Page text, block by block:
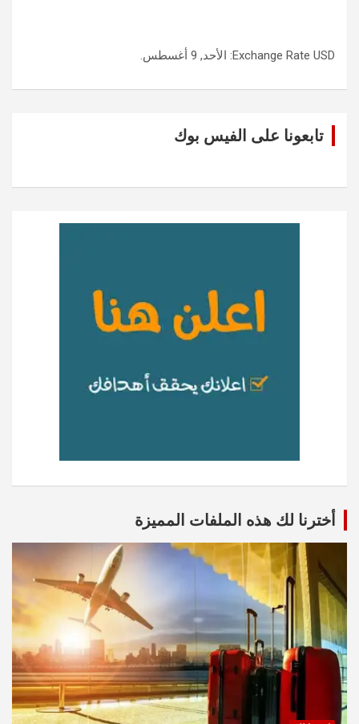
Exchange Rate USD : الأحد, 9 أغسطس.
تابعونا على الفيس بوك
أخترنا لك هذه الملفات المميزة